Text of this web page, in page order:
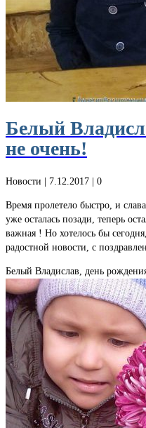
Белый
не очень!
Новости | 7.12.2017 | 0
Время пролетело быстро, и
уже осталась позади, теперь
важная ! Но хотелось бы
радостной новости, с
Белый Владислав, день